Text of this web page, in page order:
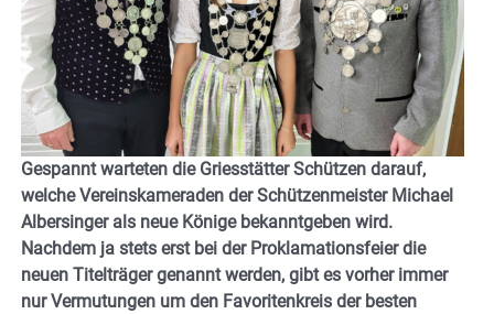
Gespannt warteten die Griesstätter Schützen darauf,
welche Vereinskameraden der Schützenmeister Michael
Albersinger als neue Könige bekanntgeben wird.
Nachdem ja stets erst bei der Proklamationsfeier die
neuen Titelträger genannt werden, gibt es vorher immer
nur Vermutungen um den Favoritenkreis der besten